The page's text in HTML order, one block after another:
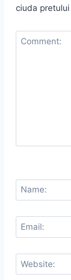
ciuda